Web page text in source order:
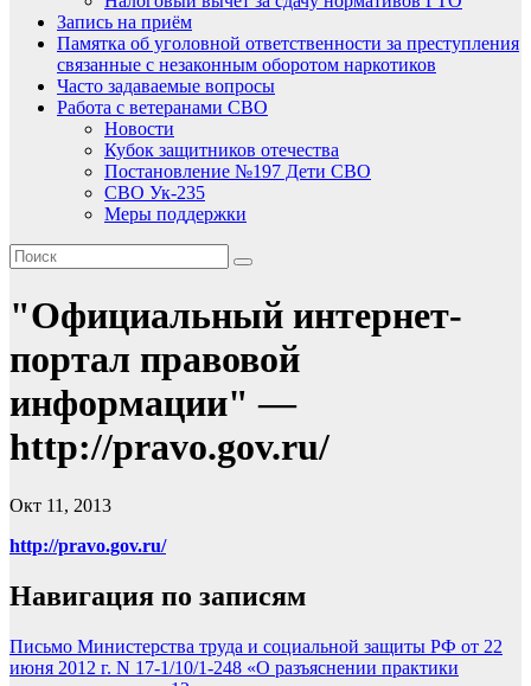
Запись на приём
Памятка об уголовной ответственности за преступления
связанные с незаконным оборотом наркотиков
Часто задаваемые вопросы
Работа с ветеранами СВО
Новости
Кубок защитников отечества
Постановление №197 Дети СВО
СВО Ук-235
Меры поддержки
"Официальный интернет-
портал правовой
информации" —
http://pravo.gov.ru/
Окт 11, 2013
http://pravo.gov.ru/
Навигация по записям
Письмо Министерства труда и социальной защиты РФ от 22
июня 2012 г. N 17-1/10/1-248 «О разъяснении практики